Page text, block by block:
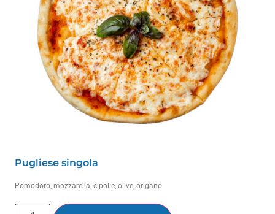
Pugliese singola
Pomodoro, mozzarella, cipolle, olive, origano